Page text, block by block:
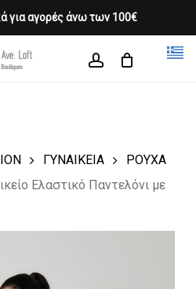
για αγορές άνω των 100€
CLOSE
CART
ΓΥΝΑΙΚΕΙΑ
ΡΟΥΧΑ
Ελαστικό Παντελόνι με
Close